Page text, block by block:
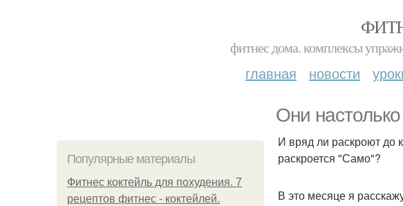
фитнес дома. комплексы
главная новости
Они
Популярные материалы
Фитнес коктейль для похудения. 7
рецептов фитнес - коктейлей.
И вряд ли раскроют до
раскроется "Само"?
В это месяце я